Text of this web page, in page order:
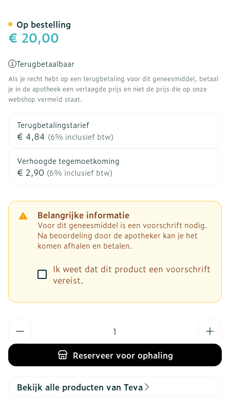
€ 20,00
Terugbetaalbaar
Als je recht hebt op een terugbetaling voor dit geneesmiddel, betaal
je in de apotheek een verlaagde prijs en niet de prijs die op onze
webshop vermeld staat.
Terugbetalingstarief
€ 4,84 (6% inclusief btw)
Verhoogde tegemoetkoming
€ 2,90 (6% inclusief btw)
Belangrijke informatie
Voor dit geneesmiddel is een voorschrift nodig.
Na beoordeling door de apotheker kan je het
komen afhalen en betalen.
Ik weet dat dit product een voorschrift
vereist.
Reserveervoor ophaling
Op bestelling
Bekijk alle producten van Teva